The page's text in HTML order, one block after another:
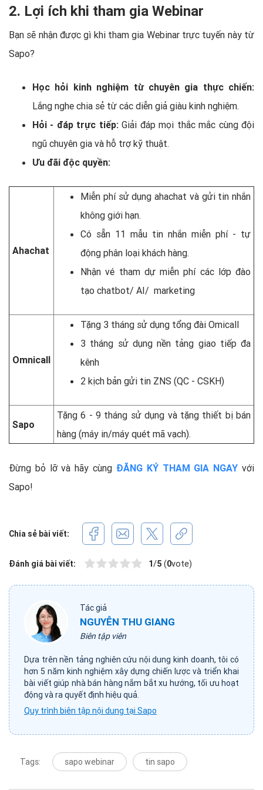
2. Lợi ích khi tham gia Webinar
Bạn sẽ nhận được gì khi tham gia Webinar trực tuyến này từ
Sapo?
Học hỏi kinh nghiệm từ chuyên gia thực chiến:
Lắng nghe chia sẻ từ các diễn giả giàu kinh nghiệm.
Hỏi - đáp trực tiếp:Giải đáp mọi thắc mắc cùng đội
ngũ chuyên gia và hỗ trợ kỹ thuật.
Ưu đãi độc quyền:
Ahachat
Miễn phí sử dụng ahachat và gửi tin nhắn
không giới hạn.
Có sẵn 11 mẫu tin nhắn miễn phí - tự
động phân loại khách hàng.
Nhận vé tham dự miễn phí các lớp đào
tạo chatbot/ AI/ marketing
Omnicall
Tặng 3 tháng sử dụng tổng đài Omicall
3 tháng sử dụng nền tảng giao tiếp đa
kênh
2 kịch bản gửi tin ZNS (QC - CSKH)
Sapo
Tặng 6 - 9 tháng sử dụng và tặng thiết bị bán
hàng (máy in/máy quét mã vạch).
Đừng bỏ lỡ và hãy cùng ĐĂNG KÝ THAM GIA NGAY với
Sapo!
Chia sẻ bài viết:
Đánh giá bài viết: 1/5 (0vote)
Tác giả
NGUYỄN THU GIANG
Biên tập viên
Dựa trên nền tảng nghiên cứu nội dung kinh doanh, tôi có
hơn 5 năm kinh nghiệm xây dựng chiến lược và triển khai
bài viết giúp nhà bán hàng nắm bắt xu hướng, tối ưu hoạt
động và ra quyết định hiệu quả.
Quy trình biên tập nội dung tại Sapo
Tags: sapo webinar tin sapo